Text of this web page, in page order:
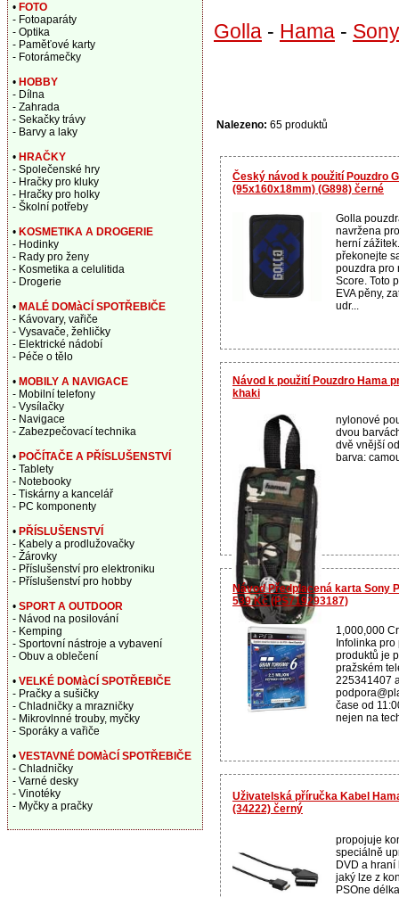
Golla - Hama - Sony
Nalezeno: 65 produktů
Český návod k použití Pouzdro
(95x160x18mm) (G898) černé
Golla
navržena
herní
překonejte
pouzdra pro
Score. Toto
EVA pěny,
udr...
Návod k použití Pouzdro Hama
khaki
nylonové
dvou
dvě vnější
barva:
Návod Předplacená karta Sony
539 Kč (PS719293187)
1,000,000
Infolinka
produktů je
pražském
225341407
čase od
nejen na
Uživatelská příručka Kabel
(34222) černý
propojuje
speciálně
DVD a
jaký lze z
PSOne
• FOTO
- Fotoaparáty
- Optika
- Paměťové karty
- Fotorámečky
• HOBBY
- Dílna
- Zahrada
- Sekačky trávy
- Barvy a laky
• HRAČKY
- Společenské hry
- Hračky pro kluky
- Hračky pro holky
- Školní potřeby
• KOSMETIKA A DROGERIE
- Hodinky
- Rady pro ženy
- Kosmetika a celulitida
- Drogerie
• MALÉ DOMàCÍ SPOTŘEBIČE
- Kávovary, vařiče
- Vysavače, žehličky
- Elektrické nádobí
- Péče o tělo
• MOBILY A NAVIGACE
- Mobilní telefony
- Vysílačky
- Navigace
- Zabezpečovací technika
• POČÍTAČE A PŘÍSLUŠENSTVÍ
- Tablety
- Notebooky
- Tiskárny a kancelář
- PC komponenty
• PŘÍSLUŠENSTVÍ
- Kabely a prodlužovačky
- Žárovky
- Příslušenství pro elektroniku
- Příslušenství pro hobby
• SPORT A OUTDOOR
- Návod na posilování
- Kemping
- Sportovní nástroje a vybavení
- Obuv a oblečení
• VELKÉ DOMàCÍ SPOTŘEBIČE
- Pračky a sušičky
- Chladničky a mrazničky
- Mikrovlnné trouby, myčky
- Sporáky a vařiče
• VESTAVNÉ DOMàCÍ SPOTŘEBIČE
- Chladničky
- Varné desky
- Vinotéky
- Myčky a pračky